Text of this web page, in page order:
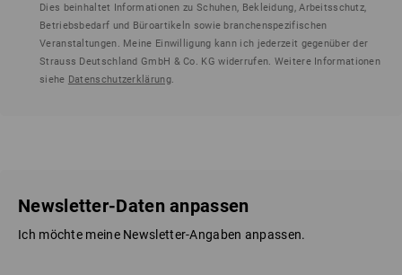
Dies beinhaltet Informationen zu Schuhen, Bekleidung, Arbeitsschutz,
Betriebsbedarf und Büroartikeln sowie branchenspezifischen
Veranstaltungen. Meine Einwilligung kann ich jederzeit gegenüber der
Strauss Deutschland GmbH & Co. KG widerrufen. Weitere Informationen
siehe Datenschutzerklärung.
Newsletter-Daten anpassen
Ich möchte meine Newsletter-Angaben anpassen.